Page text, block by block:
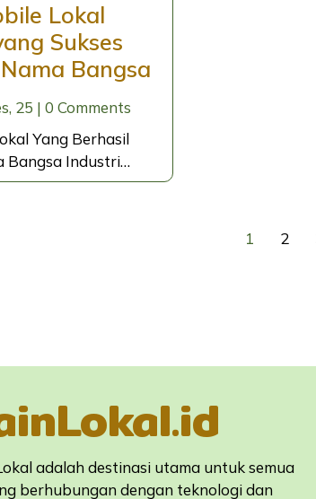
Lokal
Sukses
Bangsa
25 | 0 Comments
Yang Berhasil
Bangsa Industri…
1 2
adalah destinasi utama untuk semua
berhubungan dengan teknologi dan